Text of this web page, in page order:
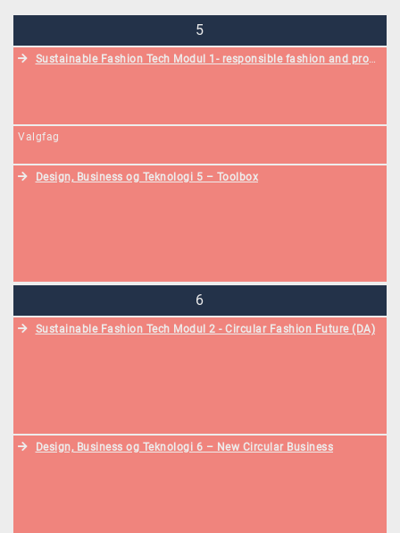
5
Sustainable Fashion Tech Modul 1- responsible fashion and product creation (DA)
Valgfag
Design, Business og Teknologi 5 – Toolbox
6
Sustainable Fashion Tech Modul 2 - Circular Fashion Future (DA)
Design, Business og Teknologi 6 – New Circular Business